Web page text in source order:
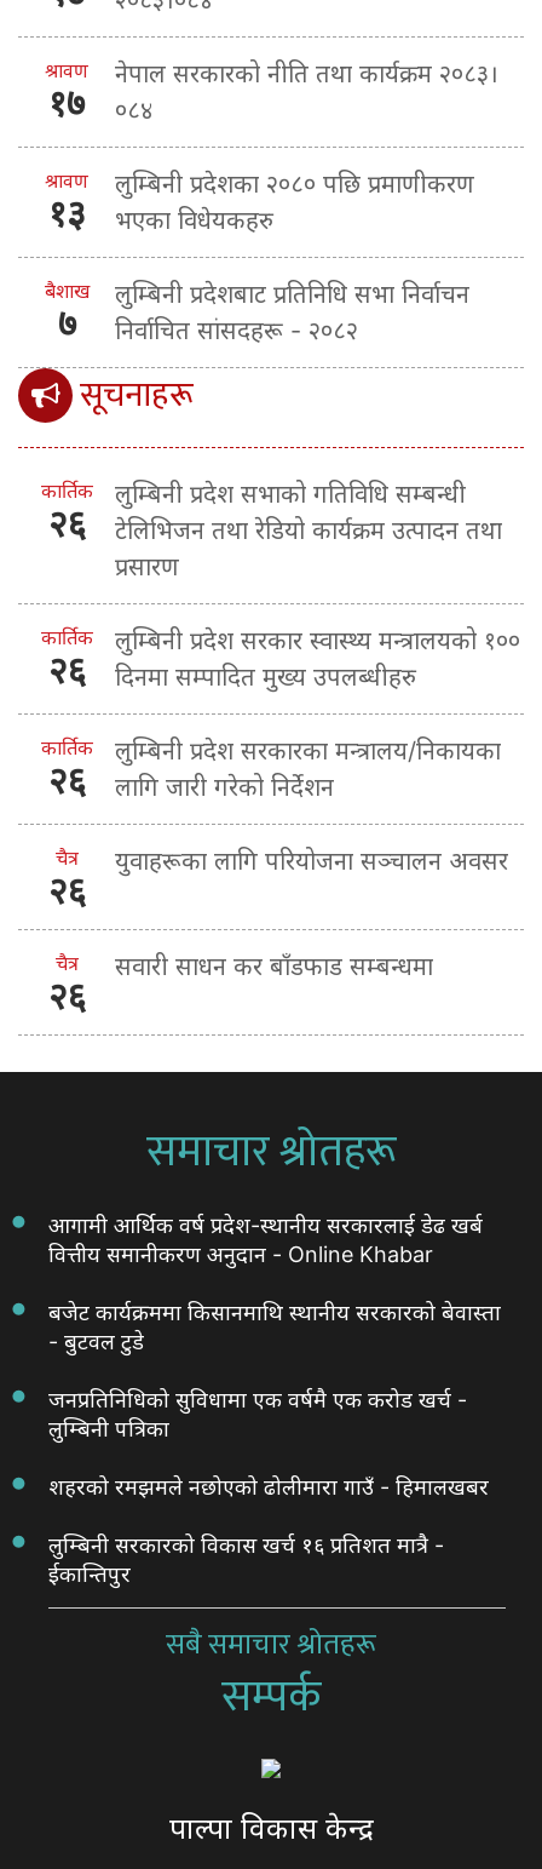
श्रावण
१७
नेपाल सरकारको नीति तथा कार्यक्रम २०८३।
०८४
श्रावण
१३
लुम्बिनी प्रदेशका २०८० पछि प्रमाणीकरण
भएका विधेयकहरु
बैशाख
७
लुम्बिनी प्रदेशबाट प्रतिनिधि सभा निर्वाचन
निर्वाचित सांसदहरू - २०८२
सूचनाहरू
कार्तिक
२६
लुम्बिनी प्रदेश सभाको गतिविधि सम्बन्धी
टेलिभिजन तथा रेडियो कार्यक्रम उत्पादन तथा
प्रसारण
कार्तिक
२६
लुम्बिनी प्रदेश सरकार स्वास्थ्य मन्त्रालयको १००
दिनमा सम्पादित मुख्य उपलब्धीहरु
कार्तिक
२६
लुम्बिनी प्रदेश सरकारका मन्त्रालय/निकायका
लागि जारी गरेको निर्देशन
चैत्र
२६
युवाहरूका लागि परियोजना सञ्चालन अवसर
चैत्र
२६
सवारी साधन कर बाँडफाड सम्बन्धमा
समाचार श्रोतहरू
आगामी आर्थिक वर्ष प्रदेश-स्थानीय सरकारलाई डेढ खर्ब
वित्तीय समानीकरण अनुदान - Online Khabar
बजेट कार्यक्रममा किसानमाथि स्थानीय सरकारको बेवास्ता
- बुटवल टुडे
जनप्रतिनिधिको सुविधामा एक वर्षमै एक करोड खर्च -
लुम्बिनी पत्रिका
शहरको रमझमले नछोएको ढोलीमारा गाउँ - हिमालखबर
लुम्बिनी सरकारको विकास खर्च १६ प्रतिशत मात्रै -
ईकान्तिपुर
सबै समाचार श्रोतहरू
सम्पर्क
पाल्पा विकास केन्द्र